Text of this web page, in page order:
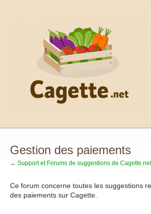
Gestion des paiements
← Support et Forums de suggestions de Cagette.net
Ce forum concerne toutes les suggestions
des paiements sur Cagette.